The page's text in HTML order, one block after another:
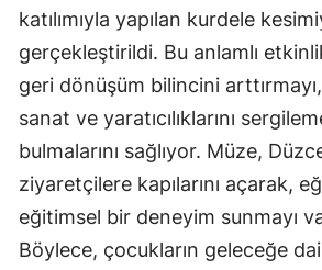
katılımıyla yapılan kurdele
gerçekleştirildi. Bu anlamlı
geri dönüşüm bilincini
sanat ve yaratıcılıklarını
bulmalarını sağlıyor. Müze,
ziyaretçilere kapılarını açarak,
eğitimsel bir deneyim sunmayı
Böylece, çocukların geleceğe